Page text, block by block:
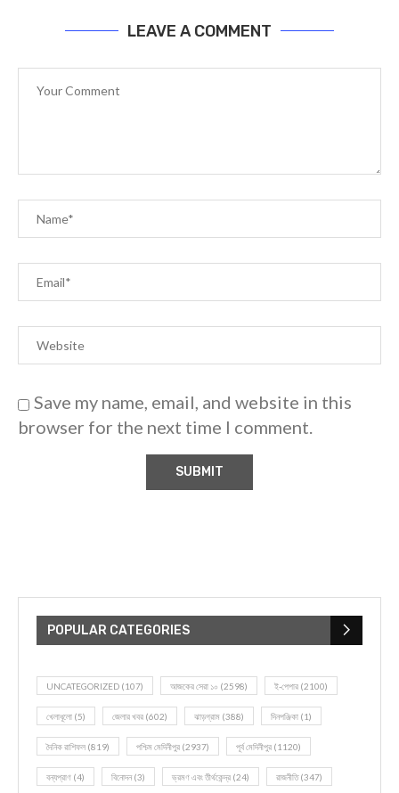
LEAVE A COMMENT
Save my name, email, and website in this
browser for the next time I comment.
POPULAR CATEGORIES
UNCATEGORIZED (107) আজকের সেরা ১০ (2598) ই-পেপার (2100)
খেলাধূলো (5) জেলার খবর (602) ঝাড়গ্রাম (388) দিনপঞ্জিকা (1)
দৈনিক রাশিফল (819) পশ্চিম মেদিনীপুর (2937) পূর্ব মেদিনীপুর (1120)
বন্যপ্রাণ (4) বিনোদন(3) ভ্রমণ এবং তীর্থকেন্দ্র (24) রাজনীতি(347)